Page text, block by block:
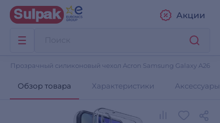
Акции
Прозрачный силиконовый чехол Acron Samsung Galaxy A26
Обзор товара Характеристики Аксессуары